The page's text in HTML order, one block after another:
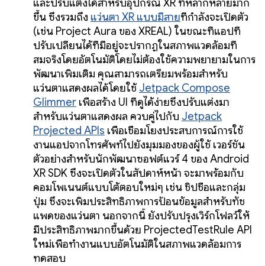
และปรับแต่งได้สำหรับอุปกรณ์ XR ที่หลากหลายมาก
ขึ้น ซึ่งรวมถึง แว่นตา XR แบบมีสายที่กำลังจะเปิดตัว
(เช่น Project Aura ของ XREAL) ในขณะที่แอปที่
ปรับเปลี่ยนได้ที่มีอยู่จะปรากฏในสภาพแวดล้อมที่
สมจริงโดยอัตโนมัติโดยไม่ต้องใช้ความพยายามในการ
พัฒนาเพิ่มเติม คุณสามารถเตรียมพร้อมสำหรับ
แว่นตาแสดงผลได้โดยใช้Jetpack Compose
Glimmer เพื่อสร้าง UI ที่ดูได้ง่ายซึ่งปรับแต่งมา
สำหรับแว่นตาแสดงผล ควบคู่ไปกับ Jetpack
Projected APIs เพื่อเชื่อมโยงประสบการณ์การใช้
งานแอปจากโทรศัพท์ไปยังมุมมองของผู้ใช้ เวอร์ชัน
ตัวอย่างสำหรับนักพัฒนาซอฟต์แวร์ 4 ของ Android
XR SDK ซึ่งจะเปิดตัวในสัปดาห์หน้า จะมาพร้อมกับ
คอมโพเนนต์แบบโต้ตอบใหม่ๆ เช่น ชิปชื่อและกลุ่ม
ปุ่ม ซึ่งจะเพิ่มประสิทธิภาพการป้อนข้อมูลสำหรับทัช
แพดของแว่นตา นอกจากนี้ ยังปรับปรุงเวิร์กโฟลว์ให้
มีประสิทธิภาพมากขึ้นด้วย ProjectedTestRule API
ใหม่เพื่อทำงานแบบอัตโนมัติในสภาพแวดล้อมการ
ทดสอบ